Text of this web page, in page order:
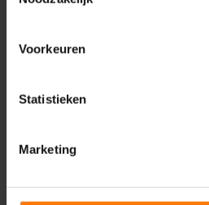
Voorkeuren
Statistieken
Marketing
stevige val of een onverwachte
R Een val direct op de